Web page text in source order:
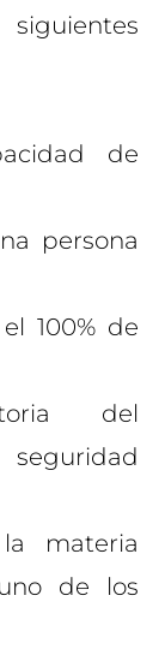
de
persona
100% de
del
materia
de los